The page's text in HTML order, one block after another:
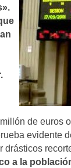
de
evidente
a la